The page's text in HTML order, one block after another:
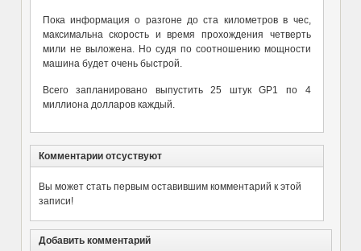
Пока информация о разгоне до ста километров в чес,
максимальна скорость и время прохождения четверть
мили не выложена. Но судя по соотношению мощности
машина будет очень быстрой.
Всего запланировано выпустить 25 штук GP1 по 4
миллиона долларов каждый.
Комментарии отсуствуют
Вы может стать первым оставившим комментарий к этой
записи!
Добавить комментарий